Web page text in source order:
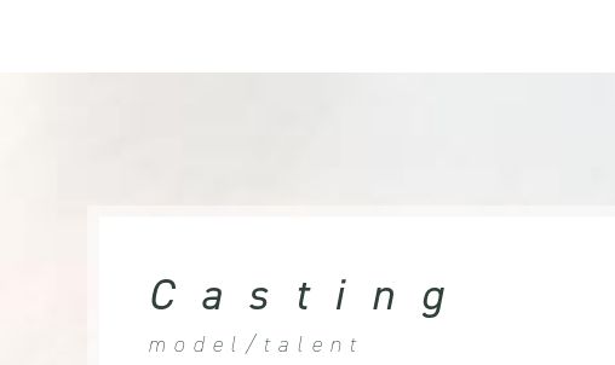
Casting
model/talent